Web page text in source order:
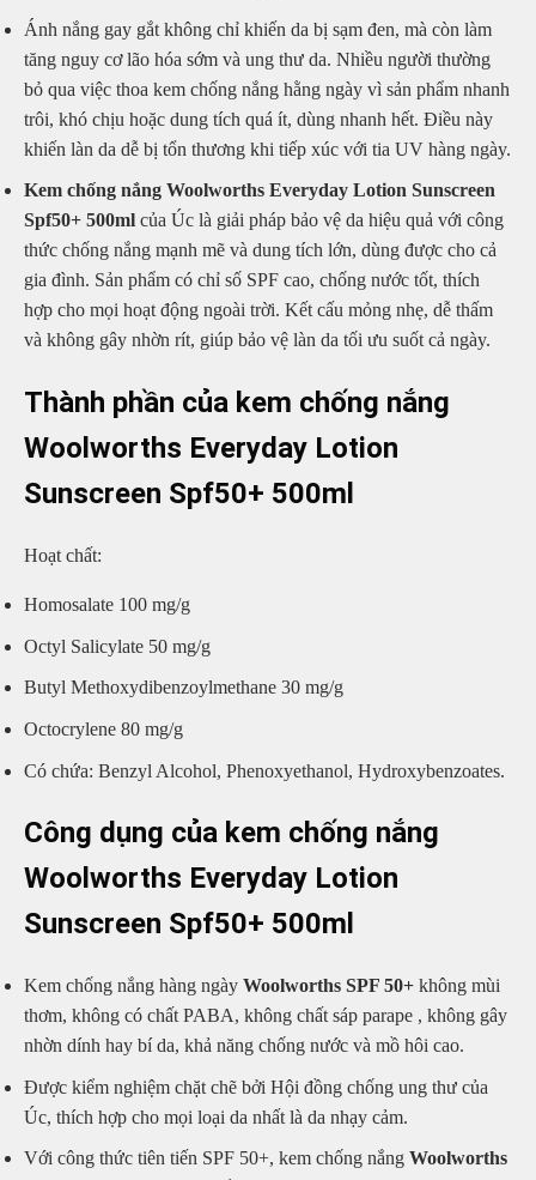
Ánh nắng gay gắt không chỉ khiến da bị sạm đen, mà còn làm
tăng nguy cơ lão hóa sớm và ung thư da. Nhiều người thường
bỏ qua việc thoa kem chống nắng hằng ngày vì sản phẩm nhanh
trôi, khó chịu hoặc dung tích quá ít, dùng nhanh hết. Điều này
khiến làn da dễ bị tổn thương khi tiếp xúc với tia UV hàng ngày.
Kem chống nắng Woolworths Everyday Lotion Sunscreen
Spf50+ 500ml của Úc là giải pháp bảo vệ da hiệu quả với công
thức chống nắng mạnh mẽ và dung tích lớn, dùng được cho cả
gia đình. Sản phẩm có chỉ số SPF cao, chống nước tốt, thích
hợp cho mọi hoạt động ngoài trời. Kết cấu mỏng nhẹ, dễ thấm
và không gây nhờn rít, giúp bảo vệ làn da tối ưu suốt cả ngày.
Thành phần của kem chống nắng
Woolworths Everyday Lotion
Sunscreen Spf50+ 500ml
Hoạt chất:
Homosalate 100 mg/g
Octyl Salicylate 50 mg/g
Butyl Methoxydibenzoylmethane 30 mg/g
Octocrylene 80 mg/g
Có chứa: Benzyl Alcohol, Phenoxyethanol, Hydroxybenzoates.
Công dụng của kem chống nắng
Woolworths Everyday Lotion
Sunscreen Spf50+ 500ml
Kem chống nắng hàng ngày Woolworths SPF 50+ không mùi
thơm, không có chất PABA, không chất sáp parape , không gây
nhờn dính hay bí da, khả năng chống nước và mồ hôi cao.
Được kiểm nghiệm chặt chẽ bởi Hội đồng chống ung thư của
Úc, thích hợp cho mọi loại da nhất là da nhạy cảm.
Với công thức tiên tiến SPF 50+, kem chống nắng Woolworths